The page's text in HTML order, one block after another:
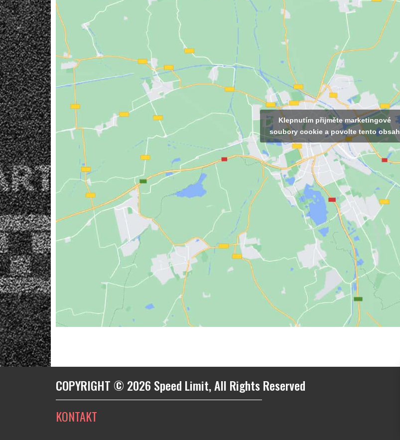
Klepnutím přijměte marketingové
soubory cookie a povolte tento obsah
COPYRIGHT © 2026 Speed Limit, All Rights Reserved
KONTAKT